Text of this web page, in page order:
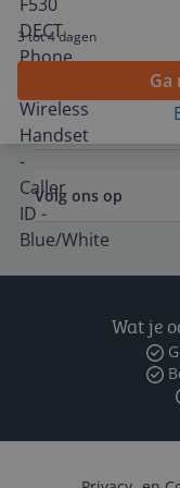
3 tot 4 dagen
Ga
Algemeen
Zakelijk
Volg ons op
Wat je